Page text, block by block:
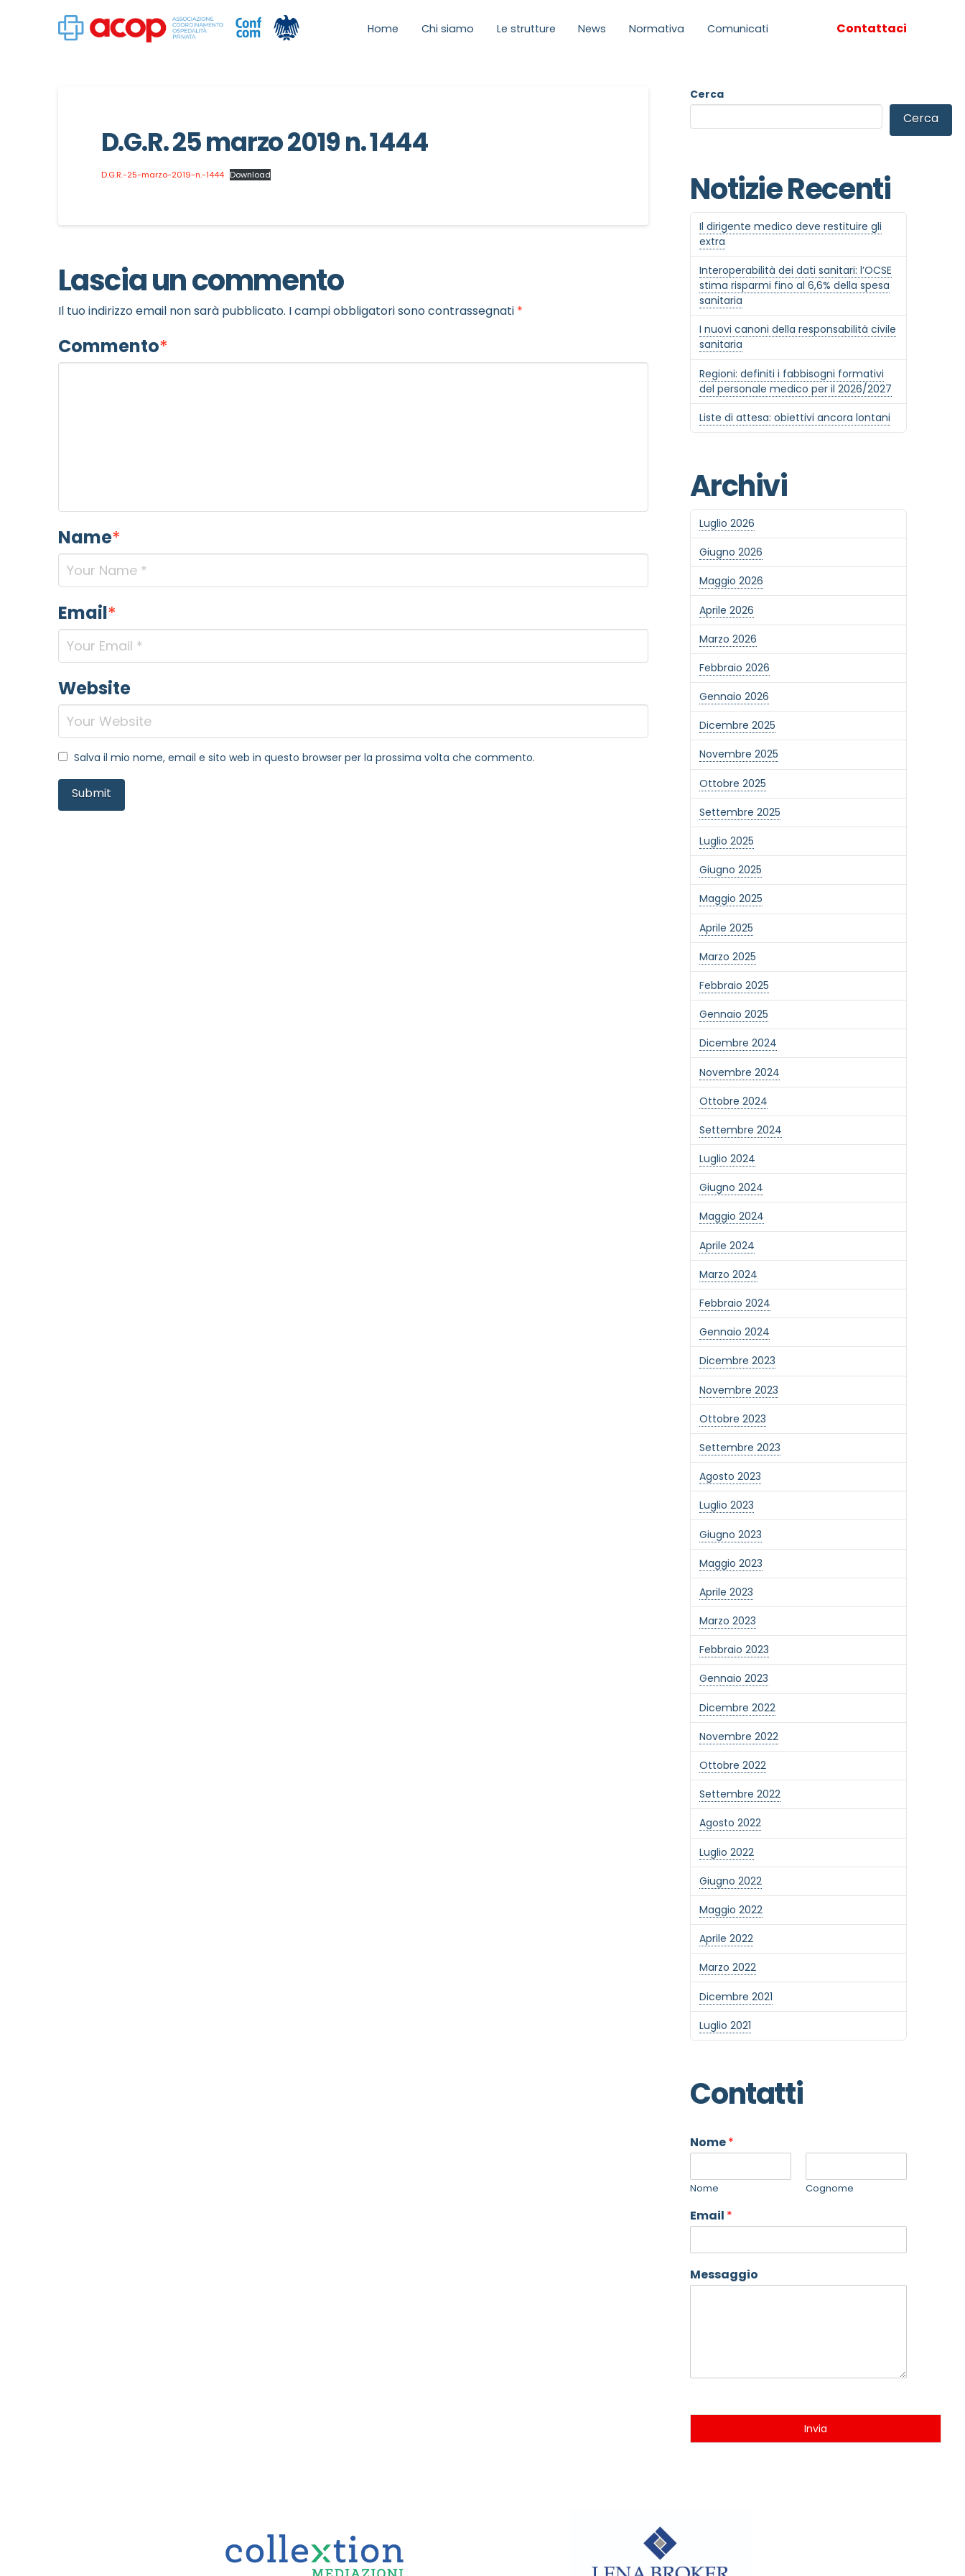
Home Chi siamo Le strutture News Normativa Comunicati Contattaci
D.G.R. 25 marzo 2019 n. 1444
D.G.R.-25-marzo-2019-n.-1444 Download
Lascia un commento
Il tuo indirizzo email non sarà pubblicato. I campi obbligatori sono contrassegnati *
Commento*
Name*
Email*
Website
Salva il mio nome, email e sito web in questo browser per la prossima volta che commento.
Cerca
Cerca
Notizie Recenti
Il dirigente medico deve restituire gli
extra
Interoperabilità dei dati sanitari: l’OCSE
stima risparmi fino al 6,6% della spesa
sanitaria
I nuovi canoni della responsabilità civile
sanitaria
Regioni: definiti i fabbisogni formativi
del personale medico per il 2026/2027
Liste di attesa: obiettivi ancora lontani
Archivi
Luglio 2026
Giugno 2026
Maggio 2026
Aprile 2026
Marzo 2026
Febbraio 2026
Gennaio 2026
Dicembre 2025
Novembre 2025
Ottobre 2025
Settembre 2025
Luglio 2025
Giugno 2025
Maggio 2025
Aprile 2025
Marzo 2025
Febbraio 2025
Gennaio 2025
Dicembre 2024
Novembre 2024
Ottobre 2024
Settembre 2024
Luglio 2024
Giugno 2024
Maggio 2024
Aprile 2024
Marzo 2024
Febbraio 2024
Gennaio 2024
Dicembre 2023
Novembre 2023
Ottobre 2023
Settembre 2023
Agosto 2023
Luglio 2023
Giugno 2023
Maggio 2023
Aprile 2023
Marzo 2023
Febbraio 2023
Gennaio 2023
Dicembre 2022
Novembre 2022
Ottobre 2022
Settembre 2022
Agosto 2022
Luglio 2022
Giugno 2022
Maggio 2022
Aprile 2022
Marzo 2022
Dicembre 2021
Luglio 2021
Contatti
Nome*
Nome Cognome
Email *
Messaggio
Invia
Desidero rimanere aggiornato sulle ultime novità dell'Associazione tramite l'iscrizione alla newsletter